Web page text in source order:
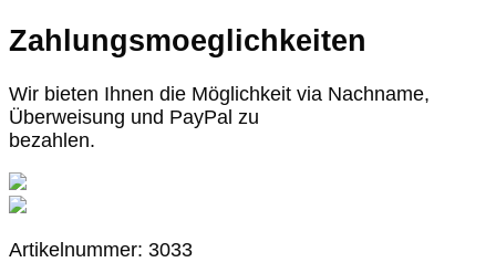
Zahlungsmoeglichkeiten
Wir bieten Ihnen die Möglichkeit via Nachname,
Überweisung und PayPal zu
bezahlen.
Artikelnummer: 3033